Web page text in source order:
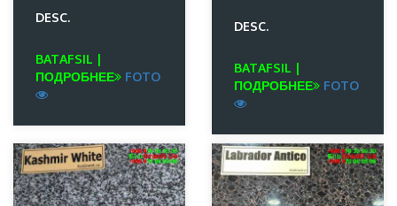
DESC.
BATAFSIL |
ПОДРОБНЕЕ
FOTO
DESC.
BATAFSIL |
ПОДРОБНЕЕ
FOTO